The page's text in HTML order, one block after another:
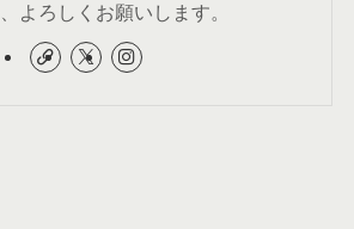
よろしくお願いします。